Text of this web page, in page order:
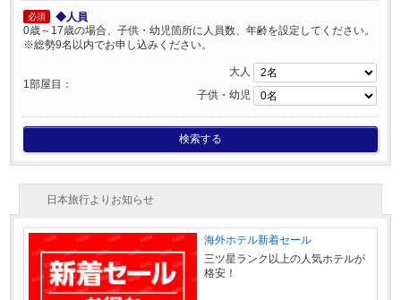
必須
◆人員
0歳～17歳の場合、子供・幼児箇所に人員数、年齢を設定してください。
※総勢9名以内でお申し込みください。
1部屋目：
大人
子供・幼児
検索する
日本旅行よりお知らせ
海外ホテル新着セール
三ツ星ランク以上の人気ホテルが
格安！